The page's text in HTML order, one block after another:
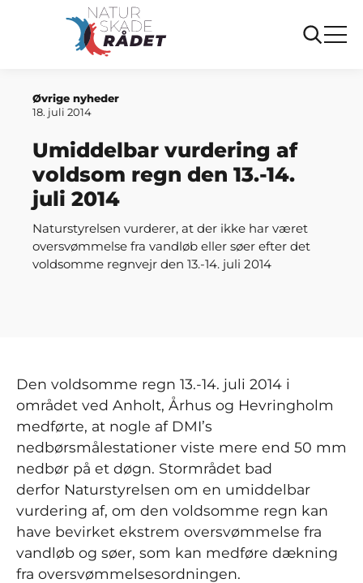
Umiddelbar vurdering af voldsom regn den 13.-14. juli
2014
Øvrige nyheder
18. juli 2014
Umiddelbar vurdering af
voldsom regn den 13.-14.
juli 2014
Naturstyrelsen vurderer, at der ikke har været
oversvømmelse fra vandløb eller søer efter det
voldsomme regnvejr den 13.-14. juli 2014
Den voldsomme regn 13.-14. juli 2014 i
området ved Anholt, Århus og Hevringholm
medførte, at nogle af DMI’s
nedbørsmålestationer viste mere end 50 mm
nedbør på et døgn. Stormrådet bad
derfor Naturstyrelsen om en umiddelbar
vurdering af, om den voldsomme regn kan
have bevirket ekstrem oversvømmelse fra
vandløb og søer, som kan medføre dækning
fra oversvømmelsesordningen.